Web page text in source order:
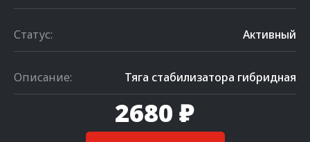
Статус: Активный
Описание: Тяга стабилизатора гибридная
2680 ₽